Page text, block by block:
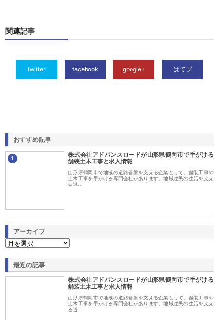
関連記事
twitter facebook google+ はてブ
おすすめ記事
1
株式会社アドバンスロードが山形県鶴岡市で手がける
舗装土木工事と求人情報
山形県鶴岡市で地域の道路基盤を支える企業として、舗装工事や
土木工事を手がける専門会社があります。地域住民の生活を支え
る道…
アーカイブ
最近の記事
株式会社アドバンスロードが山形県鶴岡市で手がける
舗装土木工事と求人情報
山形県鶴岡市で地域の道路基盤を支える企業として、舗装工事や
土木工事を手がける専門会社があります。地域住民の生活を支え
る道…